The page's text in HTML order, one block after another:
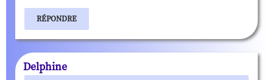
RÉPONDRE
Delphine